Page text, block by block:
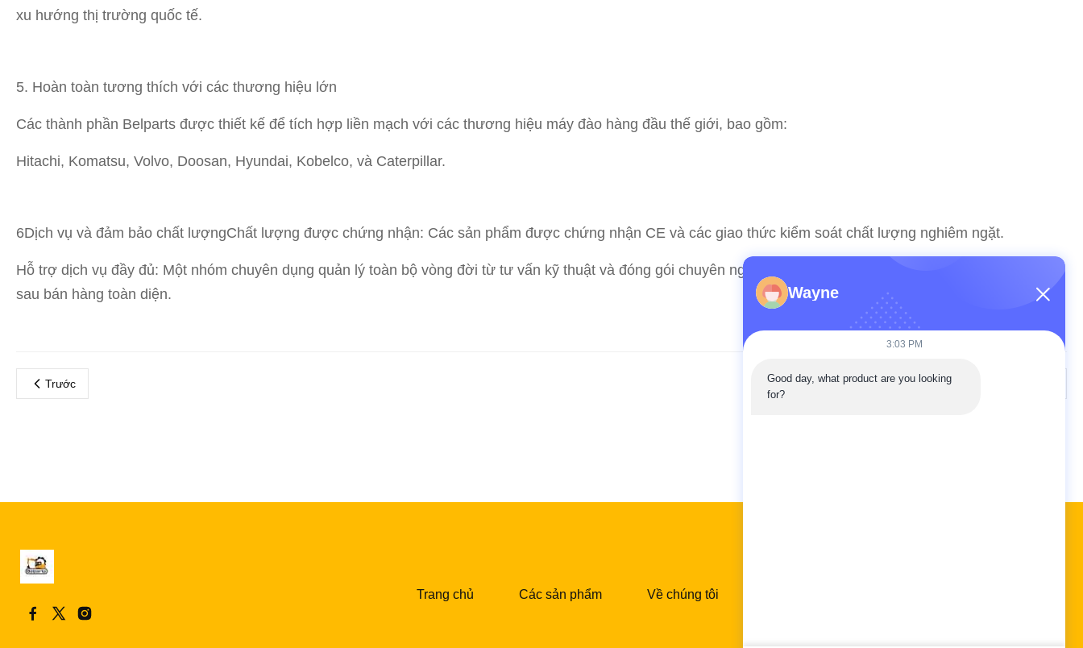
xu hướng thị trường quốc tế.
5. Hoàn toàn tương thích với các thương hiệu lớn
Các thành phần Belparts được thiết kế để tích hợp liền mạch với các thương hiệu máy đào hàng đầu thế giới, bao gồm:
Hitachi, Komatsu, Volvo, Doosan, Hyundai, Kobelco, và Caterpillar.
6Dịch vụ và đảm bảo chất lượngChất lượng được chứng nhận: Các sản phẩm được chứng nhận CE và các giao thức kiểm soát chất lượng nghiêm ngặt.
Hỗ trợ dịch vụ đầy đủ: Một nhóm chuyên dụng quản lý toàn bộ vòng đời từ tư vấn kỹ thuật và đóng gói chuyên nghiệp đến vận chuyển toàn cầu và hỗ trợ bảo hành
sau bán hàng toàn diện.
Trước
Trang chủ Các sản phẩm Về chúng tôi
Wayne
3:03 PM
Good day, what product are you looking
for?